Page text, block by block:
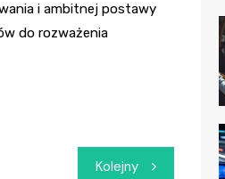
i ambitnej postawy
do rozważenia
Kolejny